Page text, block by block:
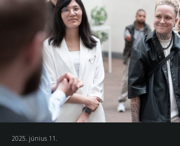
2025. június 11.